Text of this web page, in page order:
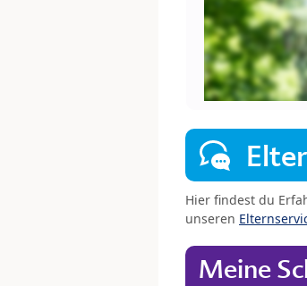
Hier findest du
unseren
Meine